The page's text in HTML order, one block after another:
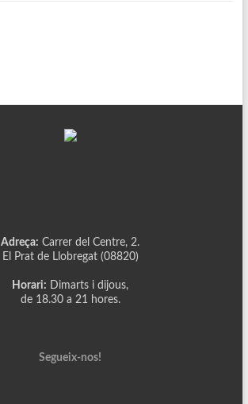
Adreça: Carrer del Centre, 2.
El Prat de Llobregat (08820)
Horari: Dimarts i dijous,
de 18.30 a 21 hores.
Segueix-nos!